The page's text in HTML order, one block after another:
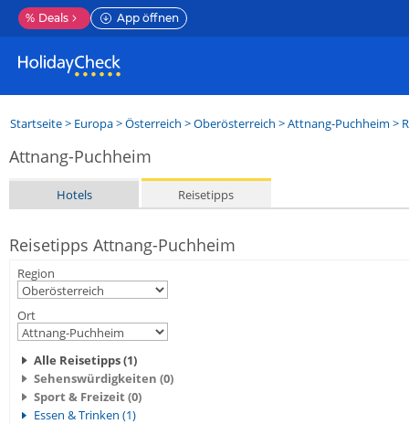
% Deals App öffnen
Startseite> Europa>Österreich >Oberösterreich >Attnang-Puchheim >
Attnang-Puchheim
Hotels Reisetipps
Reisetipps Attnang-Puchheim
Region
Ort
Alle Reisetipps (1)
Sehenswürdigkeiten (0)
Sport & Freizeit (0)
Essen & Trinken (1)